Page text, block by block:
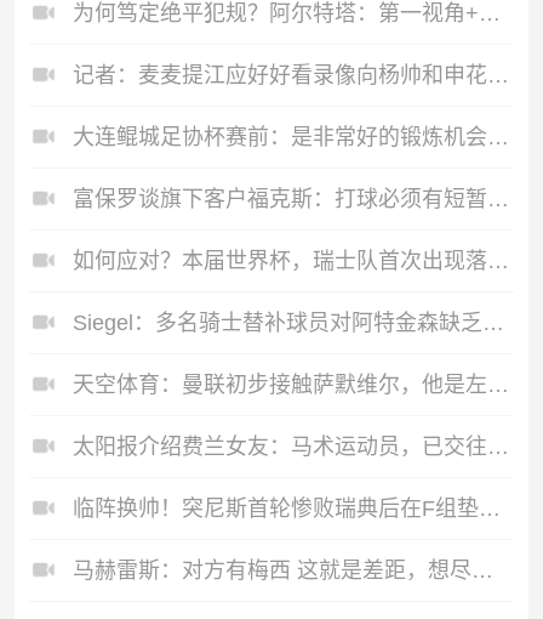
为何笃定绝平犯规？阿尔特塔：第一视角+球员反应+回放都明明白白
记者：麦麦提江应好好看录像向杨帅和申花道歉，失误太过离谱了
大连鲲城足协杯赛前：是非常好的锻炼机会，希望能够取得好的结果
富保罗谈旗下客户福克斯：打球必须有短暂记忆 下赛季他会更好
如何应对？本届世界杯，瑞士队首次出现落后局面
Siegel：多名骑士替补球员对阿特金森缺乏沟通和领导力感到沮丧
天空体育：曼联初步接触萨默维尔，他是左边锋位置首要目标
太阳报介绍费兰女友：马术运动员，已交往5年，其父是名帅恩里克
临阵换帅！突尼斯首轮惨败瑞典后在F组垫底，还将战日本和荷兰
马赫雷斯：对方有梅西 这就是差距，想尽办法要限制他但是没做到